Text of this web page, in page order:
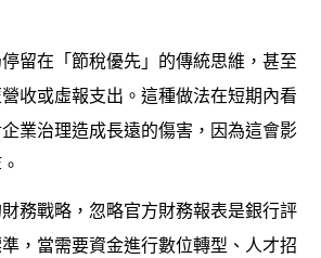
留在「節稅優先」的傳統思維，甚至
收或虛報支出。這種做法在短期內看
業治理造成長遠的傷害，因為這會影
務戰略，忽略官方財務報表是銀行評
，當需要資金進行數位轉型、人才招